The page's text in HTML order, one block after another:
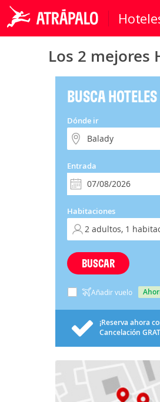
Los 2 mejores
BUSCA
Dónde ir
Entrada
Habitaciones
BUSCAR
Añadir vuelo
¡Reserva ahora
Cancelación